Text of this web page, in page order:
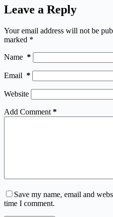
Leave a Reply
Your email address will not be
marked *
Name *
Email *
Website
Add Comment *
Save my name, email and
time I comment.